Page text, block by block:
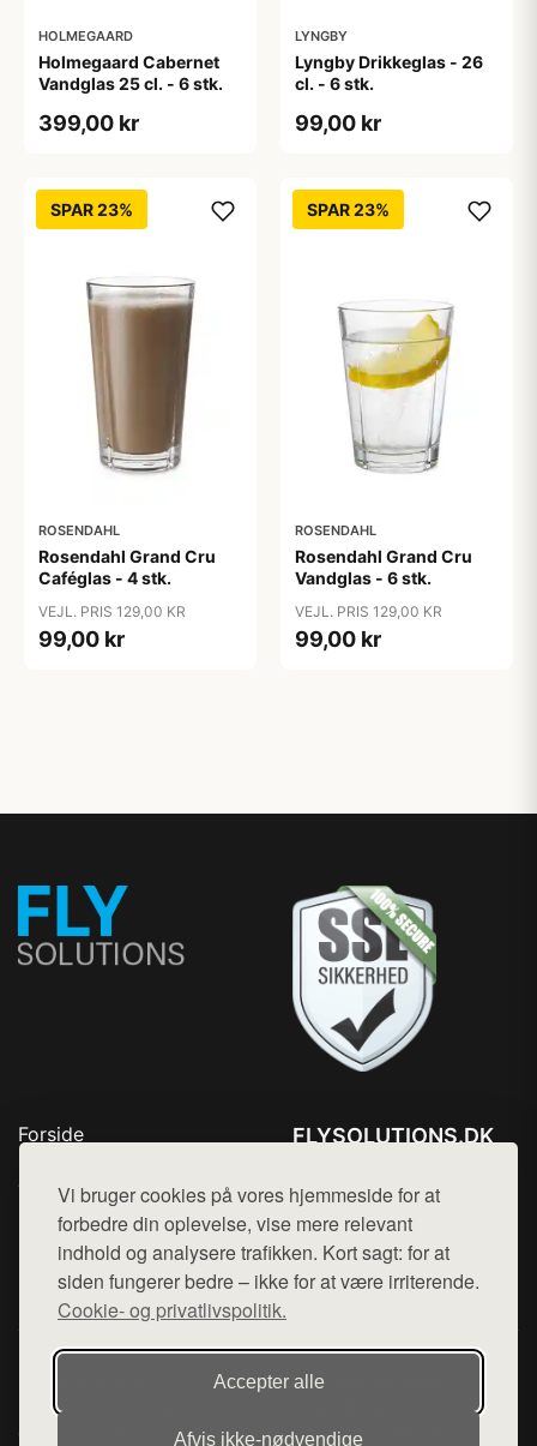
Vi bruger cookies på vores hjemmeside for at
forbedre din oplevelse, vise mere relevant
indhold og analysere trafikken. Kort sagt: for at
siden fungerer bedre – ikke for at være irriterende.
Cookie- og privatlivspolitik.
Accepter alle
Afvis ikke‑nødvendige
HOLMEGAARD
Holmegaard Cabernet
Vandglas 25 cl. - 6 stk.
399,00 kr
LYNGBY
Lyngby Drikkeglas - 26
cl. - 6 stk.
99,00 kr
SPAR 23%
ROSENDAHL
Rosendahl Grand Cru
Caféglas - 4 stk.
VEJL. PRIS 129,00 KR
99,00 kr
SPAR 23%
ROSENDAHL
Rosendahl Grand Cru
Vandglas - 6 stk.
VEJL. PRIS 129,00 KR
99,00 kr
Forside
Top Rabatter
Blog
Kontakt
FLYSOLUTIONS.DK
Mail: hej@want.dk
Cookie- og privatlivspolitik
Denne side er en del af want.dk, der udgiver en række
hjemmesider med præsentation af forskellige produkter fra
diverse webshops. Der sælges ikke varer fra denne side - vi